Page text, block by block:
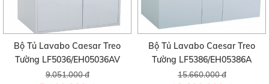
Bộ Tủ Lavabo Caesar Treo
Tường LF5036/EH05036AV
9.051.000 đ
Bộ Tủ Lavabo Caesar Treo
Tường LF5386/EH05386A
15.660.000 đ